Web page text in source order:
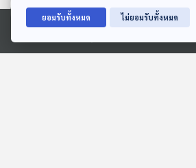
Ⓒ 2020 องค์การกระจายเสียงและแพร่ภาพสาธารณะแห่งประเทศไทย
ตอนที่เกี่ยวข้อง
ยอมรับทั้งหมด ไม่ยอมรับทั้งหมด